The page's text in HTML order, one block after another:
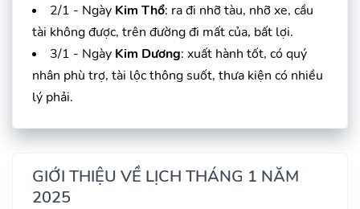
2/1 - Ngày Kim Thổ: ra đi nhỡ tàu, nhỡ xe, cầu
tài không được, trên đường đi mất của, bất lợi.
3/1 - Ngày Kim Dương: xuất hành tốt, có quý
nhân phù trợ, tài lộc thông suốt, thưa kiện có nhiều
lý phải.
GIỚI THIỆU VỀ LỊCH THÁNG 1 NĂM
2025